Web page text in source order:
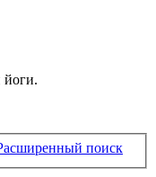
йоги.
поиск